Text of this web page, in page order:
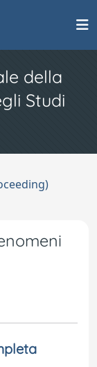
della
Studi